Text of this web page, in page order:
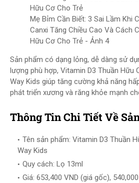
Mẹ Bỉm Cần Biết: 3 Sai Lầm Khi
Canxi Tăng Chiều Cao Và Cách
Hữu Cơ Cho Trẻ - Ảnh 4
Sản phẩm có dạng lỏng, dễ dàng sử
lượng phù hợp, Vitamin D3 Thuần Hữu
Way Kids giúp tăng cường khả năng
phát triển xương và răng khỏe mạnh
Thông Tin Chi Tiết Về
Tên sản phẩm: Vitamin D3 Thuần
Way Kids
Quy cách: Lọ 13ml
Giá: 653,400 VND (giá gốc),